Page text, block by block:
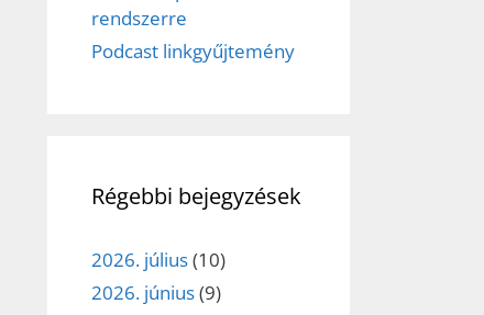
rendszerre
Podcast linkgyűjtemény
Régebbi bejegyzések
2026. július(10)
2026. június(9)